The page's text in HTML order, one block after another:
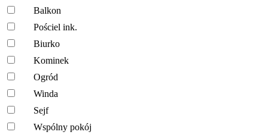
Balkon
Pościel ink.
Biurko
Kominek
Ogród
Winda
Sejf
Wspólny pokój